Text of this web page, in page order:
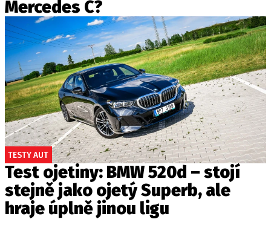
Mercedes C?
TESTY AUT
Test ojetiny: BMW 520d – stojí
stejně jako ojetý Superb, ale
hraje úplně jinou ligu